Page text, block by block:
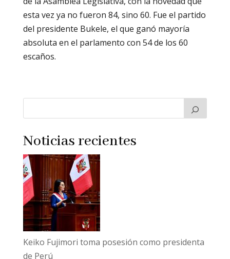
esta vez ya no fueron 84, sino 60. Fue el partido
del presidente Bukele, el que ganó mayoría
absoluta en el parlamento con 54 de los 60
escaños.
Noticias recientes
Keiko Fujimori toma posesión como presidenta
de Perú